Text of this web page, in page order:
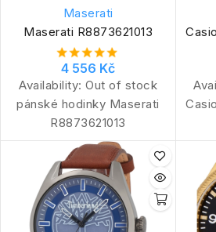
Maserati
Maserati R8873621013
4 556 Kč
Availability: Out of stock
pánské hodinky Maserati
R8873621013